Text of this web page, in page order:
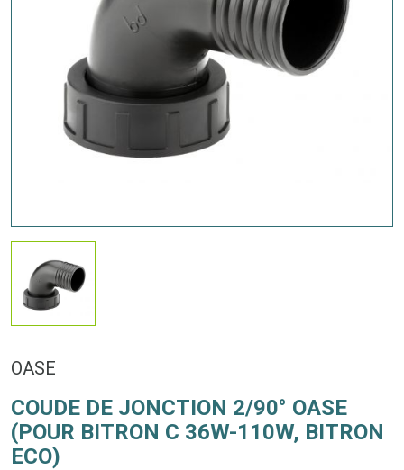
OASE
COUDE DE JONCTION 2/90° OASE
(POUR BITRON C 36W-110W, BITRON
ECO)